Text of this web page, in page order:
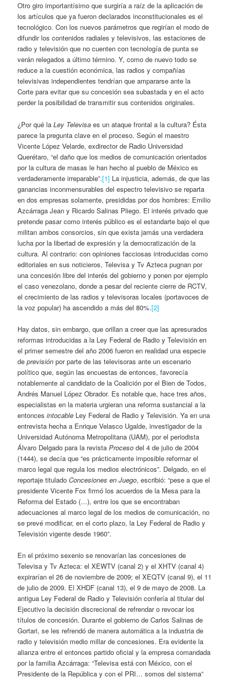
Otro giro importantísimo que surgiría a raíz de la aplicación de
los artículos que ya fueron declarados inconstitucionales es el
tecnológico. Con los nuevos parámetros que regirían el modo de
difundir los contenidos radiales y televisivos, las estaciones de
radio y televisión que no cuenten con tecnología de punta se
verán relegados a último término. Y, como de nuevo todo se
reduce a la cuestión económica, las radios y compañías
televisivas independientes tendrían que ampararse ante la
Corte para evitar que su concesión sea subastada y en el acto
perder la posibilidad de transmitir sus contenidos originales.
¿Por qué laLey Televisa es un ataque frontal a la cultura? Ésta
parece la pregunta clave en el proceso. Según el maestro
Vicente López Velarde, exdirector de Radio Universidad
Querétaro, “el daño que los medios de comunicación orientados
por la cultura de masas le han hecho al pueblo de México es
verdaderamente irreparable”.[1] La injusticia, además, de que las
ganancias inconmensurables del espectro televisivo se reparta
en dos empresas solamente, presididas por dos hombres: Emilio
Azcárraga Jean y Ricardo Salinas Pliego. El interés privado que
pretende pasar como interés público es el estandarte bajo el que
militan ambos consorcios, sin que exista jamás una verdadera
lucha por la libertad de expresión y la democratización de la
cultura. Al contrario: con opiniones facciosas introducidas como
editoriales en sus noticieros, Televisa y Tv Azteca pugnan por
una concesión libre del interés del gobierno y ponen por ejemplo
el caso venezolano, donde a pesar del reciente cierre de RCTV,
el crecimiento de las radios y televisoras locales (portavoces de
la voz popular) ha ascendido a más del 80%.[2]
Hay datos, sin embargo, que orillan a creer que las apresurados
reformas introducidas a la Ley Federal de Radio y Televisión en
el primer semestre del año 2006 fueron en realidad una especie
deprevisión por parte de las televisoras ante un escenario
político que, según las encuestas de entonces, favorecía
notablemente al candidato de la Coalición por el Bien de Todos,
Andrés Manuel López Obrador. Es notable que, hace tres años,
especialistas en la materia urgieran una reforma sustancial a la
entoncesintocable Ley Federal de Radio y Televisión. Ya en una
entrevista hecha a Enrique Velasco Ugalde, investigador de la
Universidad Autónoma Metropolitana (UAM), por el periodista
Álvaro Delgado para la revistaProceso del 4 de julio de 2004
(1444), se decía que “es prácticamente imposible reformar el
marco legal que regula los medios electrónicos”. Delgado, en el
reportaje tituladoConcesiones en Juego, escribió: “pese a que el
presidente Vicente Fox firmó los acuerdos de la Mesa para la
Reforma del Estado (…), entre los que se encontraban
adecuaciones al marco legal de los medios de comunicación, no
se prevé modificar, en el corto plazo, la Ley Federal de Radio y
Televisión vigente desde 1960”.
En el próximo sexenio se renovarían las concesiones de
Televisa y Tv Azteca: el XEWTV (canal 2) y el XHTV (canal 4)
expirarían el 26 de noviembre de 2009; el XEQTV (canal 9), el 11
de julio de 2009. El XHDF (canal 13), el 9 de mayo de 2008. La
antigua Ley Federal de Radio y Televisión confería al titular del
Ejecutivo la decisión discrecional de refrendar o revocar los
títulos de concesión. Durante el gobierno de Carlos Salinas de
Gortari, se les refrendó de manera automática a la industria de
radio y televisión medio millar de concesiones. Era evidente la
alianza entre el entonces partido oficial y la empresa comandada
por la familia Azcárraga: “Televisa está con México, con el
Presidente de la República y con el PRI… somos del sistema”